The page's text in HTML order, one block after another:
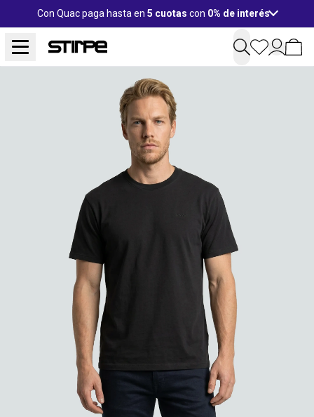
Con Quac paga hasta en 5 cuotas con 0% de interés